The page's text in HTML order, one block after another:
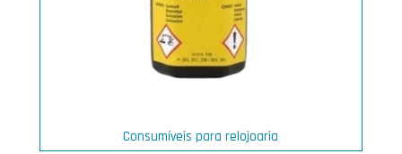
Consumíveis para relojoaria